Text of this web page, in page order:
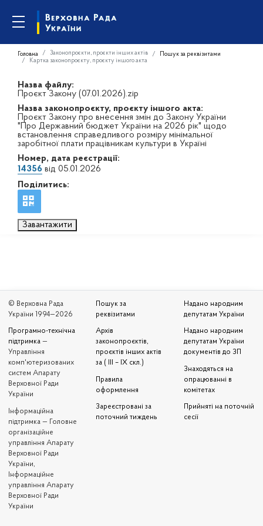
Головна Законопроєкти, проєкти інших актів
Пошук за реквізитами
Картка законопроєкту, проєкту іншого акта
Назва файлу:
Проєкт Закону (07.01.2026).zip
Назва законопроєкту, проєкту іншого акта:
Проєкт Закону про внесення змін до Закону України
"Про Державний бюджет України на 2026 рік" щодо
встановлення справедливого розміру мінімальної
заробітної плати працівникам культури в Україні
Номер, дата реєстрації:
14356 від 05.01.2026
Поділитись:
Завантажити
© Верховна Рада
України 1994—2026
Програмно-технічна
підтримка —
Управління
комп'ютеризованих
систем Апарату
Верховної Ради
України
Iнформаційна
підтримка — Головне
організаційне
управління Апарату
Верховної Ради
України,
Інформаційне
управління Апарату
Верховної Ради
України
Пошук за
реквізитами
Архів
законопроєктів,
проєктів інших актів
за ( III – IX скл.)
Правила
оформлення
Зареєстровані за
поточний тиждень
Надано народним
депутатам України
Надано народним
депутатам України
документів до ЗП
Знаходяться на
опрацюванні в
комітетах
Прийняті на поточній
сесії